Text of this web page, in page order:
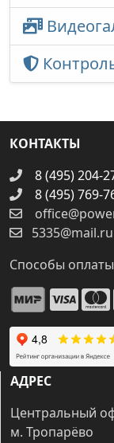
КОНТАКТЫ
8 (495) 204-
8 (495) 769-
5335@mail.ru
Способы
АДРЕС
Центральный
м. Тропарёво